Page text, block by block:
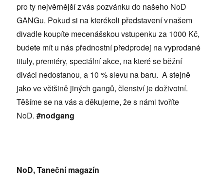
pro ty nejvěrnější z vás pozvánku do našeho NoD
GANGu. Pokud si na kterékoli představení v našem
divadle koupíte mecenášskou vstupenku za 1000 Kč,
budete mít u nás přednostní předprodej na vyprodané
tituly, premiéry, speciální akce, na které se běžní
diváci nedostanou, a 10 % slevu na baru. A stejně
jako ve většině jiných gangů, členství je doživotní.
Těšíme se na vás a děkujeme, že s námi tvoříte
NoD.#nodgang
NoD, Taneční magazín